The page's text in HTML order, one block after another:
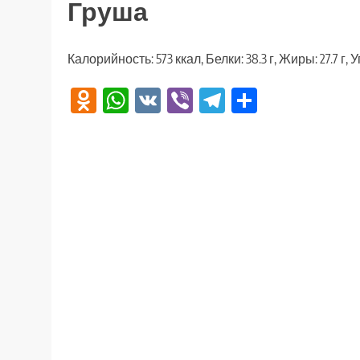
Груша
Калорийность: 573 ккал, Белки: 38.3 г, Жиры: 27.7 г,
Odnoklassniki
WhatsApp
VK ViberTelegram